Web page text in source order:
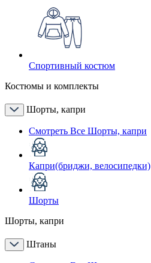
Спортивный костюм
Костюмы и комплекты
Шорты, капри
Смотреть Все Шорты, капри
Капри(бриджи, велосипедки)
Шорты
Шорты, капри
Штаны